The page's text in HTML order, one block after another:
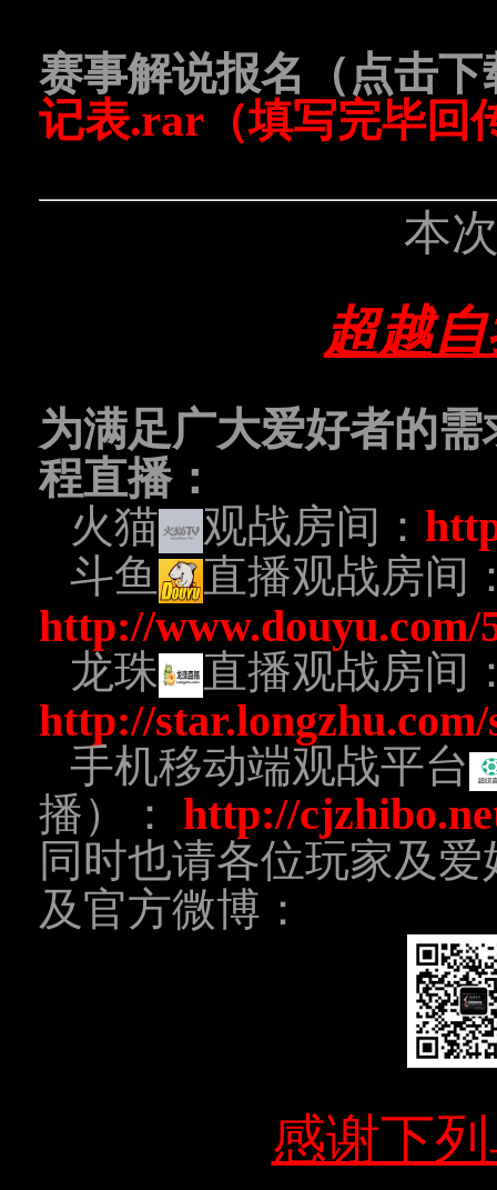
赛事解说报名（点击下
记表.rar （填写完毕回
本
超越
为满足广大爱好者的
程直播：
火猫
观战房间：
斗鱼
直播观战房间
http://www.douyu.com/
龙珠
直播观战房间
http://
手机移动端观战平台
播）：
http://
同时也请各位玩家及
及官方微博：
感谢下